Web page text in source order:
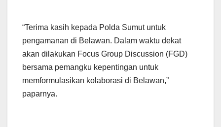
“Terima kasih kepada Polda Sumut untuk
pengamanan di Belawan. Dalam waktu dekat
akan dilakukan Focus Group Discussion (FGD)
bersama pemangku kepentingan untuk
memformulasikan kolaborasi di Belawan,”
paparnya.